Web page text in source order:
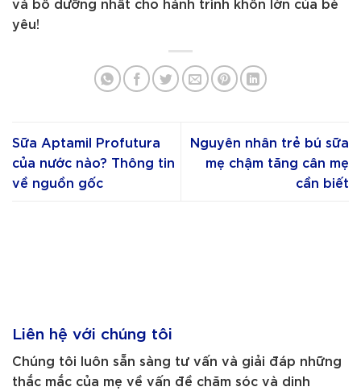
yêu!
Sữa Aptamil Profutura
của nước nào? Thông tin
về nguồn gốc
Nguyên nhân trẻ bú sữa
mẹ chậm tăng cân mẹ
cần biết
Liên hệ với chúng tôi
Chúng tôi luôn sẵn sàng tư vấn và giải đáp những
thắc mắc của mẹ về vấn đề chăm sóc và dinh